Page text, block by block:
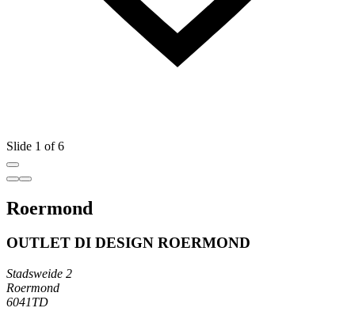
Slide 1 of 6
Roermond
OUTLET DI DESIGN ROERMOND
Stadsweide 2
Roermond
6041TD